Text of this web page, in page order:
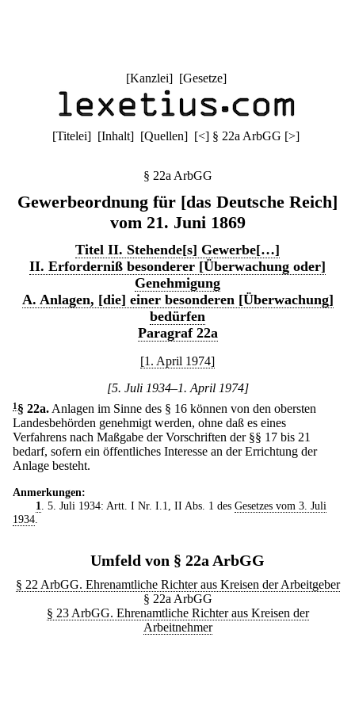
[Kanzlei] [Gesetze]
[Titelei] [Inhalt] [Quellen] [<] § 22a ArbGG [>]
§ 22a ArbGG
Gewerbeordnung für [das Deutsche Reich]
vom 21. Juni 1869
Titel II. Stehende[s] Gewerbe[…]
II. Erforderniß besonderer [Überwachung oder]
Genehmigung
A. Anlagen, [die] einer besonderen [Überwachung]
bedürfen
Paragraf 22a
[1. April 1974]
[5. Juli 1934–1. April 1974]
1 § 22a. Anlagen im Sinne des § 16 können von den obersten
Landesbehörden genehmigt werden, ohne daß es eines
Verfahrens nach Maßgabe der Vorschriften der §§ 17 bis 21
bedarf, sofern ein öffentliches Interesse an der Errichtung der
Anlage besteht.
Anmerkungen:
1
. 5. Juli 1934: Artt. I Nr. I.1, II Abs. 1 des Gesetzes vom 3. Juli
1934
Umfeld von § 22a ArbGG
§ 22 ArbGG. Ehrenamtliche Richter aus Kreisen der Arbeitgeber
§ 22a ArbGG
§ 23 ArbGG. Ehrenamtliche Richter aus Kreisen der
Arbeitnehmer